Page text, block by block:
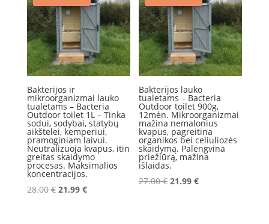
Bakterijos ir
mikroorganizmai lauko
tualetams – Bacteria
Outdoor toilet 1L – Tinka
sodui, sodybai, statybų
aikštelei, kemperiui,
pramoginiam laivui.
Neutralizuoja kvapus, itin
greitas skaidymo
procesas. Maksimalios
koncentracijos.
28.00€ Original
21.99 €Current
Bakterijos lauko
tualetams – Bacteria
Outdoor toilet 900g,
12mėn. Mikroorganizmai
mažina nemalonius
kvapus, pagreitina
organikos bei celiuliozės
skaidymą. Palengvina
priežiūrą, mažina
išlaidas.
27.00€ Original
21.99€Current